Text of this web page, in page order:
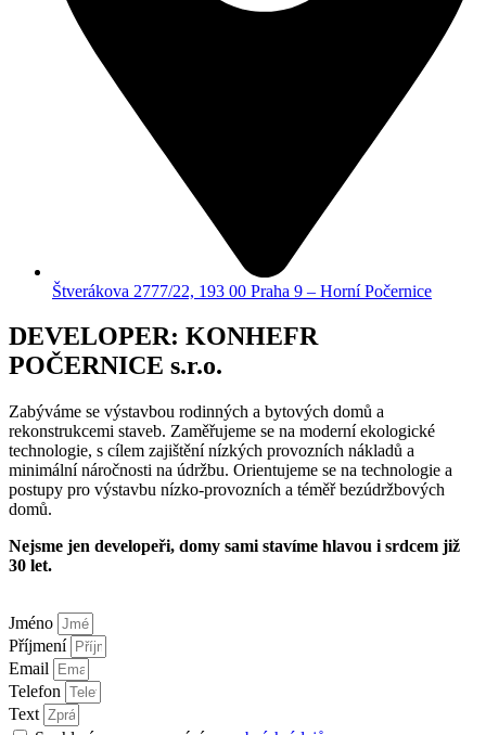
Štverákova 2777/22, 193 00 Praha 9 – Horní Počernice
DEVELOPER: KONHEFR
POČERNICE s.r.o.
Zabýváme se výstavbou rodinných a bytových domů a
rekonstrukcemi staveb. Zaměřujeme se na moderní ekologické
technologie, s cílem zajištění nízkých provozních nákladů a
minimální náročnosti na údržbu. Orientujeme se na technologie a
postupy pro výstavbu nízko-provozních a téměř bezúdržbových
domů.
Nejsme jen developeři, domy sami stavíme hlavou i srdcem již
30 let.
Jméno
Příjmení
Email
Telefon
Text